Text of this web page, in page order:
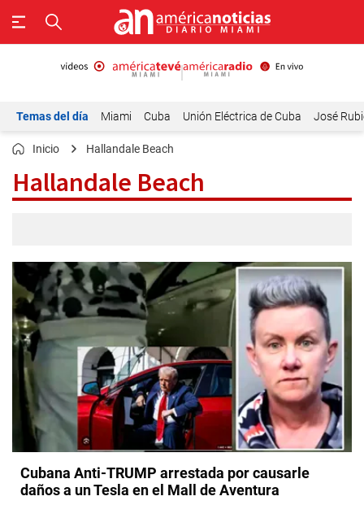
Temas del día Miami Cuba Unión Eléctrica de Cuba José
Inicio Hallandale Beach
Hallandale Beach
Cubana Anti-TRUMP arrestada por causarle
daños a un Tesla en el Mall de Aventura